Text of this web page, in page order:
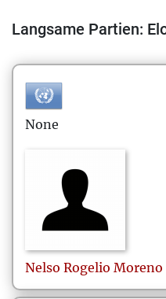
Langsame Partien:
None
Nelso Rogelio Moreno